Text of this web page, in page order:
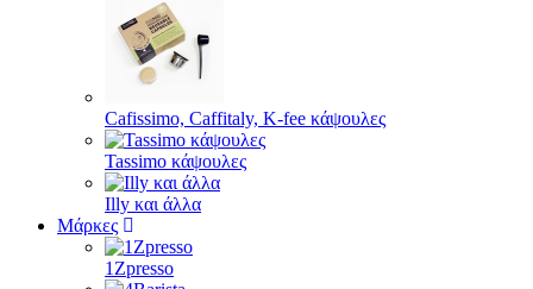
Cafissimo, Caffitaly, K-fee κάψουλες
Tassimo κάψουλες
Illy και άλλα
Μάρκες
1Zpresso